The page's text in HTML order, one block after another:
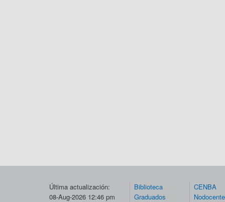
Última actualización:
08-Aug-2026 12:46 pm
Biblioteca
Graduados
CENBA